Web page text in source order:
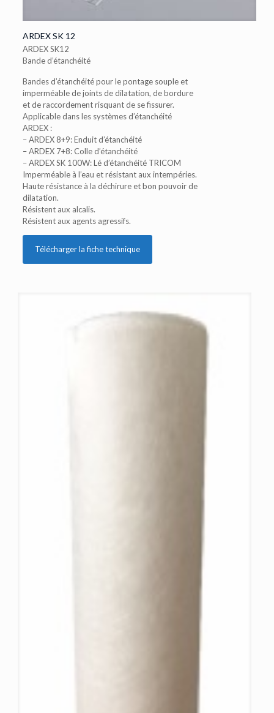
ARDEX SK 12
ARDEX SK12
Bande d’étanchéité
Bandes d’étanchéité pour le pontage souple et
imperméable de joints de dilatation, de bordure
et de raccordement risquant de se fissurer.
Applicable dans les systèmes d’étanchéité
ARDEX :
– ARDEX 8+9: Enduit d’étanchéité
– ARDEX 7+8: Colle d’étanchéité
– ARDEX SK 100W: Lé d’étanchéité TRICOM
Imperméable à l’eau et résistant aux intempéries.
Haute résistance à la déchirure et bon pouvoir de
dilatation.
Résistent aux alcalis.
Résistent aux agents agressifs.
Télécharger la fiche technique